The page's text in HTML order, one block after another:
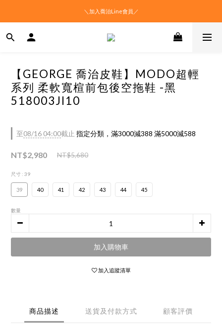
＼加入喬治Line會員／
【GEORGE 喬治皮鞋】MODO超輕
系列 柔軟寬楦前包後空拖鞋 -黑
518003JI10
至08/16 04:00截止 指定分類，滿3000減388 滿5000減588
NT$2,980 NT$5,680
尺寸 : 39
39 40 41 42 43 44 45
數量
加入購物車
加入追蹤清單
商品描述 送貨及付款方式 顧客評價